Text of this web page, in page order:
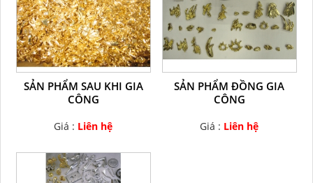
SẢN PHẨM SAU KHI GIA
CÔNG
Giá : Liên hệ
SẢN PHẨM ĐỒNG GIA
CÔNG
Giá : Liên hệ